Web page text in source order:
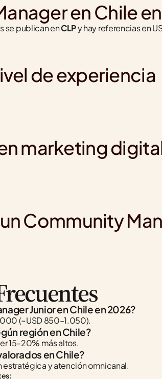
en Chile
se publican en CLP y hay referencias en
de experiencia
marketing
Community
Junior en Chile en 2026?
(~USD 850–1.050).
región en Chile?
15–20% más altos.
en Chile?
y atención omnicanal.